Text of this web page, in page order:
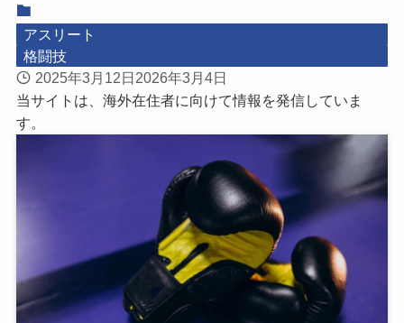
アスリート
格闘技
2025年3月12日 2026年3月4日
当サイトは、海外在住者に向けて情報を発信していま
す。